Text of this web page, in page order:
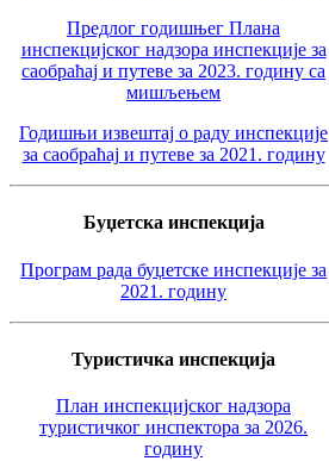
Предлог годишњег Плана
инспекцијског надзора инспекције за
саобраћај и путеве за 2023. годину са
мишљењем
Годишњи извештај о раду инспекције
за саобраћај и путеве за 2021. годину
Буџетска инспекција
Програм рада буџетске инспекције за
2021. годину
Туристичка инспекција
План инспекцијског надзора
туристичког инспектора за 2026.
годину